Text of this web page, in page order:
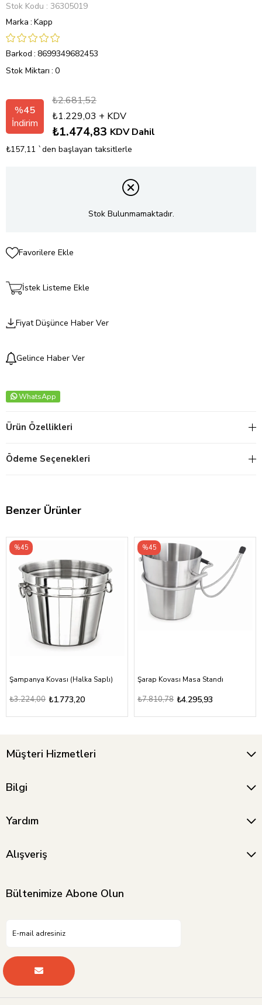
Stok Kodu
36305019
Marka : Kapp
Barkod : 8699349682453
Stok Miktarı : 0
%45
İndirim
₺2.681,52
₺1.229,03 + KDV
KDV Dahil
₺1.474,83
₺157,11 `den başlayan taksitlerle
Stok Bulunmamaktadır.
Favorilere Ekle
İstek Listeme Ekle
Fiyat Düşünce Haber Ver
Gelince Haber Ver
WhatsApp
Ürün Özellikleri
Ödeme Seçenekleri
Benzer Ürünler
Şampanya Kovası (Halka Saplı)
₺1.773,20
₺3.224,00
%45
Şarap Kovası Masa Standı
₺4.295,93
₺7.810,78
%45
Müşteri Hizmetleri
Bilgi
Yardım
Alışveriş
Bültenimize Abone Olun